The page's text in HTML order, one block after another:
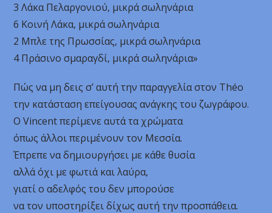
3 Λάκα Πελαργονιού, μικρά σωληνάρια
6 Κοινή Λάκα, μικρά σωληνάρια
2 Μπλε της Πρωσσίας, μικρά σωληνάρια
4 Πράσινο σμαραγδί, μικρά σωληνάρια»
Πώς να μη δεις σ’ αυτή την παραγγελία στον Théo
την κατάσταση επείγουσας ανάγκης του ζωγράφου.
Ο Vincent περίμενε αυτά τα χρώματα
όπως άλλοι περιμένουν τον Μεσσία.
Έπρεπε να δημιουργήσει με κάθε θυσία
αλλά όχι με φωτιά και λαύρα,
γιατί ο αδελφός του δεν μπορούσε
να τον υποστηρίξει δίχως αυτή την προσπάθεια.